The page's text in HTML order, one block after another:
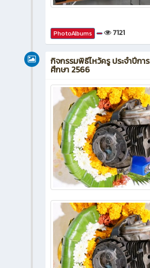
PhotoAlbums 7121
กิจกรรมพิธีไหว้ครู ประจำปีการ
ศึกษา 2566